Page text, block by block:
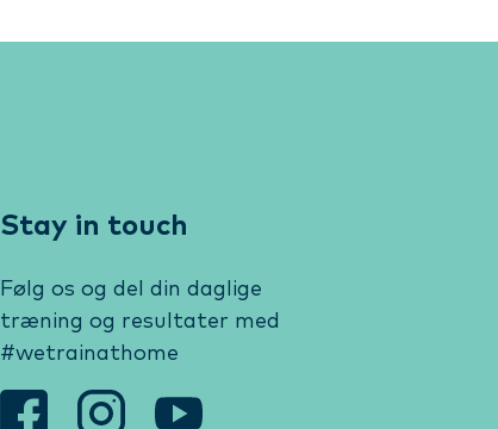
Stay in touch
Følg os og del din daglige
træning og resultater med
#wetrainathome